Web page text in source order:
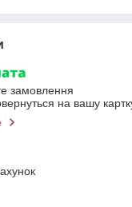
замовлення
на вашу